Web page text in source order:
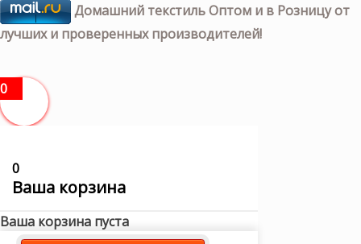
Домашний текстиль Оптом и в Розницу от
лучших и проверенных производителей!
0
0
Ваша корзина
Ваша корзина пуста